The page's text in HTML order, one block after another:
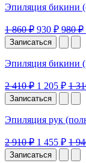
Эпиляция бикини
1 860 ₽ 930 ₽ 980 ₽
Записаться
Эпиляция бикини
2 410 ₽ 1 205 ₽ 1
Записаться
Эпиляция рук
2 910 ₽ 1 455 ₽ 1
Записаться